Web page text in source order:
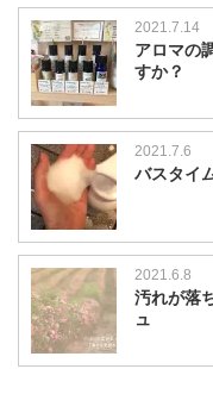
2021.7.14
アロマの
すか？
2021.7.6
バスタイ
2021.6.8
汚れが落
ュ